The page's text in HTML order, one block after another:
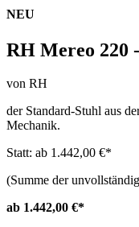
NEU
RH Mereo 220
von RH
der Standard-Stuhl aus
Mechanik.
Statt: ab 1.442,00 €*
(Summe der
ab 1.442,00 €*